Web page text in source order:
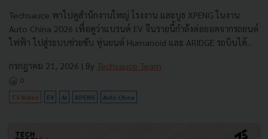
Techsauce พาไปดูสำนักงานใหญ่ โรงงาน และบูธ XPENG ในงาน
Auto China 2026 เพื่อดูว่าแบรนด์ EV จีนรายนี้กำลังต่อยอดจากรถยนต์
ไฟฟ้า ไปสู่ระบบช่วยขับ หุ่นยนต์ Humanoid และ ARIDGE รถบินได้...
กรกฎาคม 21, 2026 | By Techsauce Team
0
TS Video EV AI XPENG Auto China